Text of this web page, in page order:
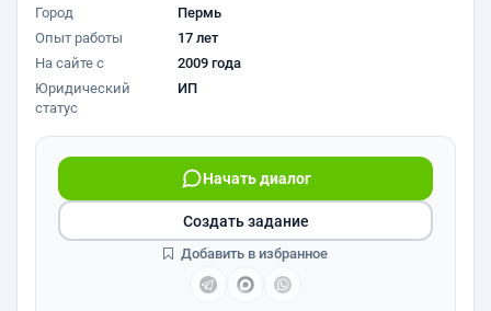
Город
Пермь
Опыт работы
17 лет
На сайте с
2009 года
Юридический
статус
ИП
Начать диалог
Создать задание
Добавить в избранное